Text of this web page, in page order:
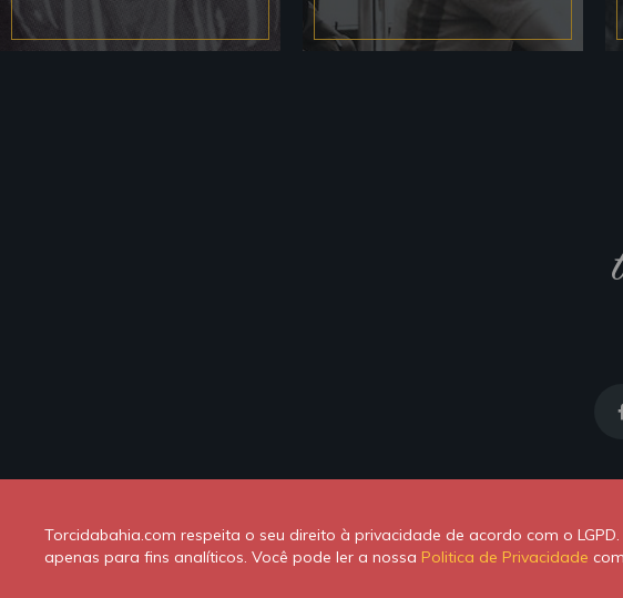
Powered by
Torcidabahia.com respeita o seu direito à privacidade de acordo com o
apenas para fins analíticos. Você pode ler a nossa Politica de Privacidade